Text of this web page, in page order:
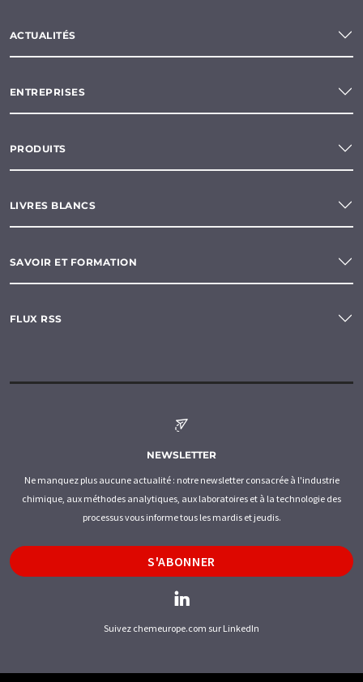
ACTUALITÉS
ENTREPRISES
PRODUITS
LIVRES BLANCS
SAVOIR ET FORMATION
FLUX RSS
NEWSLETTER
Ne manquez plus aucune actualité : notre newsletter consacrée à l'industrie
chimique, aux méthodes analytiques, aux laboratoires et à la technologie des
processus vous informe tous les mardis et jeudis.
S'ABONNER
Suivez chemeurope.com sur LinkedIn